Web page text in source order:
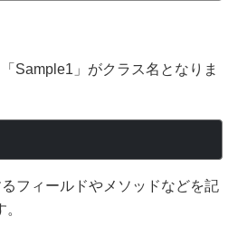
Sample1」がクラス名となりま
フィールドやメソッドなどを記